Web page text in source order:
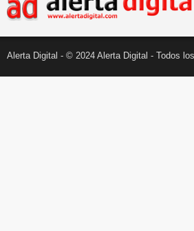
Alerta Digital - © 2024 Alerta Digital - Todos